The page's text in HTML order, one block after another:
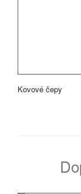
Kovové čepy